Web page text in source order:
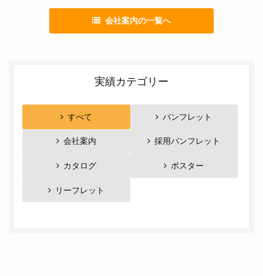
会社案内の一覧へ
実績カテゴリー
すべて パンフレット
会社案内 採用パンフレット
カタログ ポスター
リーフレット